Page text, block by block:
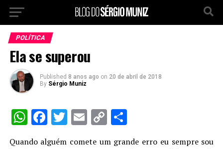
POLÍTICA
Ela se superou
Published 8 anos ago on 20 de abril de 2018
By Sérgio Muniz
WhatsApp
Facebook
Twitter
Email
CopyShare
Quando alguém comete um grande erro eu sempre sou